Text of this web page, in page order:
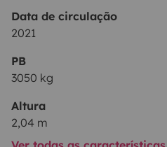
150 Ah lithium battery
Up to 4 days of autonomy
Data de circulação
2021
PB
3050 kg
Altura
2,04 m